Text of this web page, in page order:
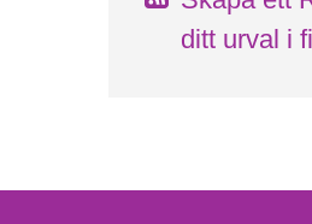
ditt urval i